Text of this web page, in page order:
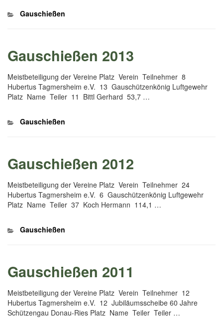
Kategorien
Gauschießen
Gauschießen 2013
Meistbeteiligung der Vereine Platz Verein Teilnehmer 8
Hubertus Tagmersheim e.V. 13 Gauschützenkönig Luftgewehr
Platz Name Teiler 11 Bittl Gerhard 53,7 …
Kategorien
Gauschießen
Gauschießen 2012
Meistbeteiligung der Vereine Platz Verein Teilnehmer 24
Hubertus Tagmersheim e.V. 6 Gauschützenkönig Luftgewehr
Platz Name Teiler 37 Koch Hermann 114,1 …
Kategorien
Gauschießen
Gauschießen 2011
Meistbeteiligung der Vereine Platz Verein Teilnehmer 12
Hubertus Tagmersheim e.V. 12 Jubiläumsscheibe 60 Jahre
Schützengau Donau-Ries Platz Name Teiler Teiler …